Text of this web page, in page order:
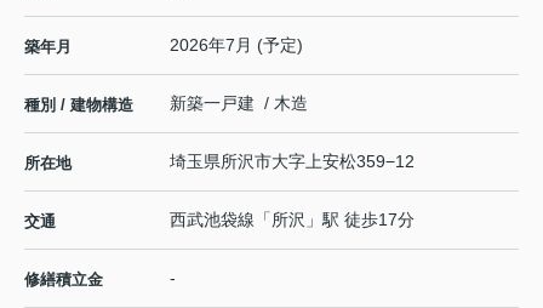
築年月 2026年7月 (予定)
種別 / 建物構造 新築一戸建 / 木造
所在地 埼玉県所沢市大字上安松359−12
交通 西武池袋線 「所沢 」駅 徒歩17分
修繕積立金 -